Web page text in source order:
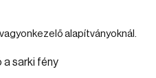
alapítványoknál.